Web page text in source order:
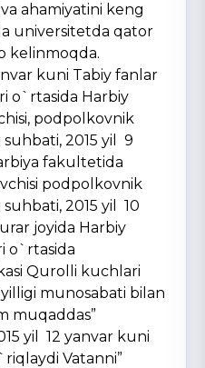
ahamiyatini keng
universitetda qator
kelinmoqda.
kuni Tabiy fanlar
o`rtasida Harbiy
podpolkovnik
2015 yil 9
fakultetida
podpolkovnik
2015 yil 10
joyida Harbiy
o`rtasida
Qurolli kuchlari
munosabati bilan
muqaddas”
yil 12 yanvar kuni
Vatanni”